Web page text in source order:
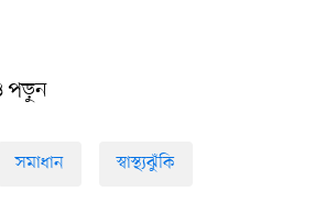
পড়ুন
সমাধান স্বাস্থ্যঝুঁকি